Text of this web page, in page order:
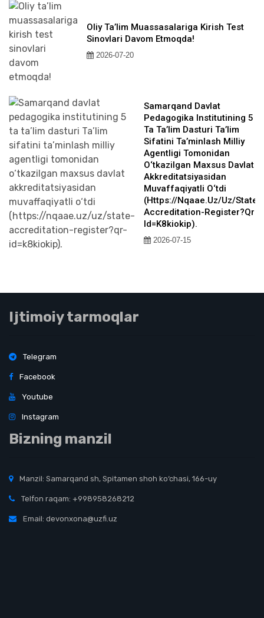
Oliy Ta’lim Muassasalariga Kirish Test
Sinovlari Davom Etmoqda!
2026-07-20
Samarqand Davlat
Pedagogika Institutining 5
Ta Ta’lim Dasturi Ta’lim
Sifatini Ta’minlash Milliy
Agentligi Tomonidan
O‘tkazilgan Maxsus Davlat
Akkreditatsiyasidan
Muvaffaqiyatli O‘tdi
(https://nqaae.uz/uz/state-
Accreditation-Register?qr-
Id=k8kiokip).
2026-07-15
Ijtimoiy tarmoqlar
Telegram
Facebook
Youtube
Instagram
Bizning manzil
Manzil: Samarqand sh, Spitamen shoh ko‘chasi, 166-uy
Telfon raqam: +998958268212
Email: devonxona@uzfi.uz